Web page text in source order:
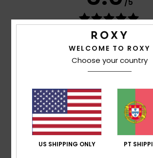
2 avaliações verificadas
2026
50% dos nossos clientes
produto
Relação qualidade/preço
WELCOME TO ROXY
Choose your country
US SHIPPING ONLY PT